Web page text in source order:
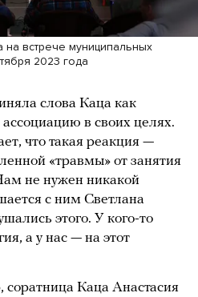
встрече муниципальных
2023 года
слова Каца как
в своих целях.
что такая реакция —
«травмы» от занятия
не нужен никакой
с ним Светлана
этого. У кого-то
а у нас — на этот
Каца Анастасия